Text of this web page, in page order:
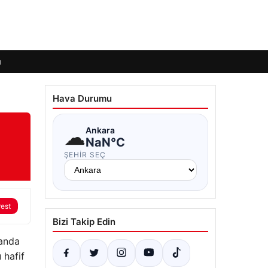
hafif
Hava Durumu
☁Ankara
NaN°C
ŞEHIR SEÇ
Bizi Takip Edin